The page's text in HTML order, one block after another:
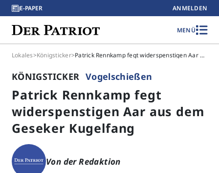
E-PAPER ANMELDEN
MENÜ
Lokales>Königsticker> Patrick Rennkamp fegt widerspenstigen Aar aus dem Geseker Kugelfang
KÖNIGSTICKER Vogelschießen
Patrick Rennkamp fegt
widerspenstigen Aar aus dem
Geseker Kugelfang
Von der Redaktion